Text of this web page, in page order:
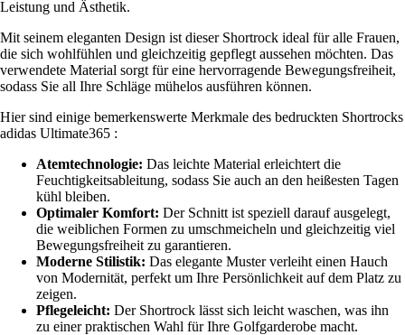
Leistung und Ästhetik.
Mit seinem eleganten Design ist dieser Shortrock ideal für alle Frauen,
die sich wohlfühlen und gleichzeitig gepflegt aussehen möchten. Das
verwendete Material sorgt für eine hervorragende Bewegungsfreiheit,
sodass Sie all Ihre Schläge mühelos ausführen können.
Hier sind einige bemerkenswerte Merkmale des bedruckten Shortrocks
adidas Ultimate365 :
Atemtechnologie: Das leichte Material erleichtert die
Feuchtigkeitsableitung, sodass Sie auch an den heißesten Tagen
kühl bleiben.
Optimaler Komfort: Der Schnitt ist speziell darauf ausgelegt,
die weiblichen Formen zu umschmeicheln und gleichzeitig viel
Bewegungsfreiheit zu garantieren.
Moderne Stilistik: Das elegante Muster verleiht einen Hauch
von Modernität, perfekt um Ihre Persönlichkeit auf dem Platz zu
zeigen.
Pflegeleicht: Der Shortrock lässt sich leicht waschen, was ihn
zu einer praktischen Wahl für Ihre Golfgarderobe macht.